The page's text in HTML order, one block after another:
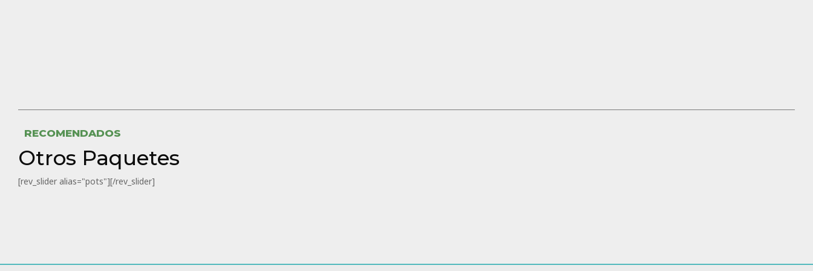
RECOMENDADOS
Otros Paquetes
[rev_slider alias="pots"][/rev_slider]